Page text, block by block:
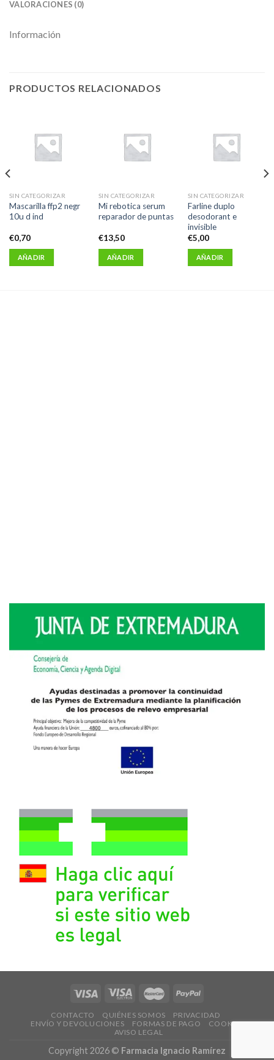
VALORACIONES (0)
Información
PRODUCTOS RELACIONADOS
SIN CATEGORIZAR
Mascarilla ffp2 negr
10u d ind
€0,70
AÑADIR
SIN CATEGORIZAR
Mi rebotica serum
reparador de puntas
€13,50
AÑADIR
SIN CATEGORIZAR
Farline duplo
desodorant e
invisible
€5,00
AÑADIR
CONTACTO QUIÉNES SOMOS
PRIVACIDAD
ENVÍO Y DEVOLUCIONES
FORMAS DE PAGO
COOKIES
AVISO LEGAL
Copyright 2026 © Farmacia Ignacio Ramírez